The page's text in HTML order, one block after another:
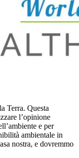
Terra. Questa
l’opinione
e per
ambientale in
nostra, e dovremmo